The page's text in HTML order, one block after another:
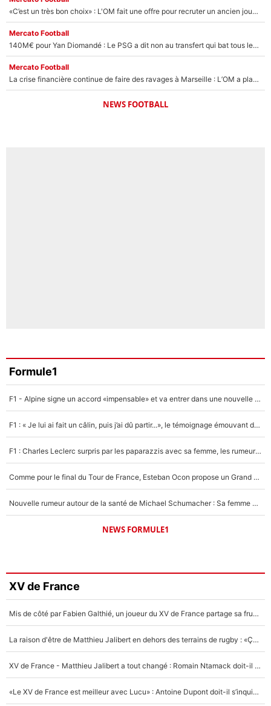
«C’est un très bon choix» : L'OM fait une offre pour recruter un ancien joueur du PSG... et c'est validé dans l'After Foot !
Mercato Football
140M€ pour Yan Diomandé : Le PSG a dit non au transfert qui bat tous les records sur le mercato
Mercato Football
La crise financière continue de faire des ravages à Marseille : L’OM a placé 12 joueurs sur le marché des transferts… et ça pourrait lui rapporter près de 100M€ !
NEWS FOOTBALL
Formule1
F1 - Alpine signe un accord «impensable» et va entrer dans une nouvelle dimension : Grande nouvelle pour Pierre Gasly !
F1 : « Je lui ai fait un câlin, puis j’ai dû partir...», le témoignage émouvant de Max Verstappen sur sa fille
F1 : Charles Leclerc surpris par les paparazzis avec sa femme, les rumeurs étaient vraies !
Comme pour le final du Tour de France, Esteban Ocon propose un Grand Prix de Formule 1 à Paris : «Autour de l’Arc de Triomphe, ce serait génial» !
Nouvelle rumeur autour de la santé de Michael Schumacher : Sa femme Corinna sort du silence
NEWS FORMULE1
XV de France
Mis de côté par Fabien Galthié, un joueur du XV de France partage sa frustration : «ils ne me l’ont pas dit tout de suite»
La raison d'être de Matthieu Jalibert en dehors des terrains de rugby : «Ça m'atteint autant que si tu touches à un membre de ma famille»
XV de France - Matthieu Jalibert a tout changé : Romain Ntamack doit-il s’inquiéter pour sa place à un an de la Coupe du monde ?
«Le XV de France est meilleur avec Lucu» : Antoine Dupont doit-il s’inquiéter pour sa place ?